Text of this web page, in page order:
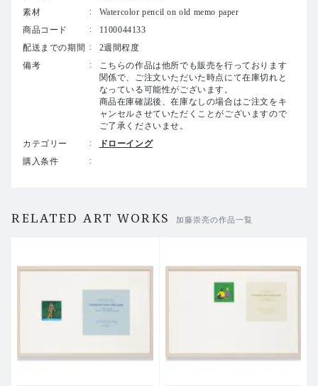
素材
Watercolor pencil on old memo paper
商品コード
1100044133
配送までの期間
2週間程度
備考
こちらの作品は他所でも販売を行っております
関係で、ご注文いただいた時点にて在庫切れと
なっている可能性がございます。
商品在庫確認後、在庫なしの場合はご注文をキ
ャンセルさせていただくことがございますので
ご了承くださいませ。
カテゴリー
ドローイング
購入条件
RELATED ART WORKS 加藤崇亮の作品一覧